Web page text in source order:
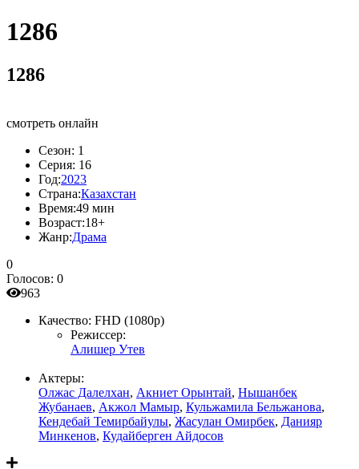
1286
1286
смотреть онлайн
Сезон: 1
Серия: 16
Год:2023
Страна:Казахстан
Время:49 мин
Возраст:18+
Жанр:Драма
0
Голосов: 0
963
Качество: FHD (1080p)
Режиссер:
Алишер Утев
Актеры:
Олжас Далелхан, Акниет Орынтай, Нышанбек
Жубанаев, Акжол Мамыр, Кульжамила Бельжанова,
Кендебай Темирбайулы, Жасулан Омирбек, Данияр
Минкенов, Кудайберген Айдосов